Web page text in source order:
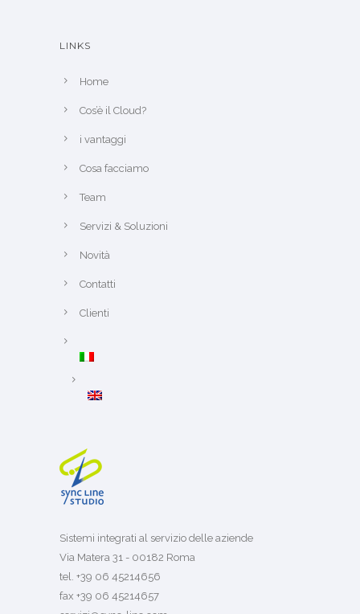
LINKS
Home
Cos’è il Cloud?
i vantaggi
Cosa facciamo
Team
Servizi & Soluzioni
Novità
Contatti
Clienti
Sistemi integrati al servizio delle aziende
Via Matera 31 - 00182 Roma
tel. +39 06 45214656
fax +39 06 45214657